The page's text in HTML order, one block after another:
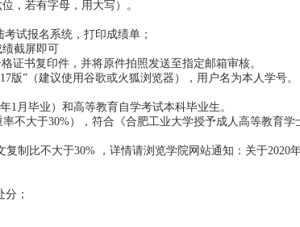
，若有字母，用大写）。
试报名系统，打印成绩单；
截屏即可
证书复印件，并将原件拍照发送至指定邮箱审核。
版”（建议使用谷歌或火狐浏览器），用户名为本人学号。
1月毕业）和高等教育自学考试本科毕业生。
不大于30%），符合《合肥工业大学授予成人高等教育学
制比不大于30% ，详情请浏览学院网站通知：关于2020
；